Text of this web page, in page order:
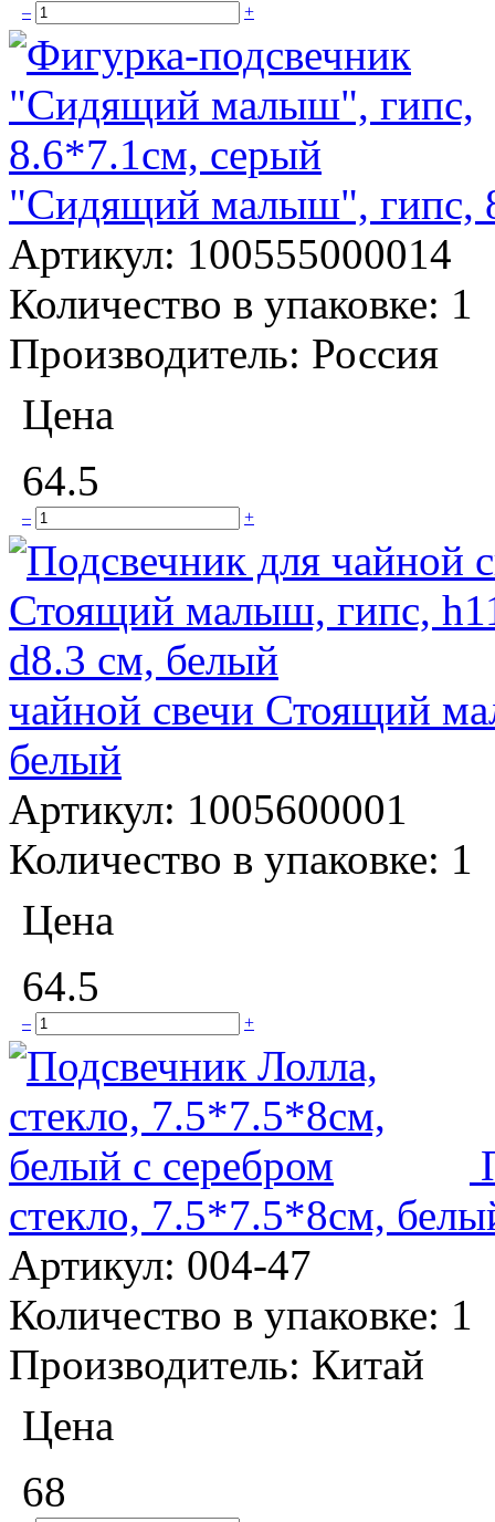
– +
"Сидящий малыш", гипс,
Артикул: 100555000014
Количество в упаковке: 1
Производитель: Россия
Цена
64.5
– +
чайной свечи Стоящий
белый
Артикул: 1005600001
Количество в упаковке: 1
Цена
64.5
– +
стекло, 7.5*7.5*8см,
Артикул: 004-47
Количество в упаковке: 1
Производитель: Китай
Цена
68